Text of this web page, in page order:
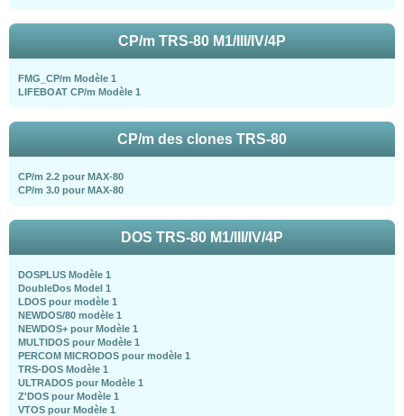
CP/m TRS-80 M1/III/IV/4P
FMG_CP/m Modèle 1
LIFEBOAT CP/m Modèle 1
CP/m des clones TRS-80
CP/m 2.2 pour MAX-80
CP/m 3.0 pour MAX-80
DOS TRS-80 M1/III/IV/4P
DOSPLUS Modèle 1
DoubleDos Model 1
LDOS pour modèle 1
NEWDOS/80 modèle 1
NEWDOS+ pour Modèle 1
MULTIDOS pour Modèle 1
PERCOM MICRODOS pour modèle 1
TRS-DOS Modèle 1
ULTRADOS pour Modèle 1
Z'DOS pour Modèle 1
VTOS pour Modèle 1